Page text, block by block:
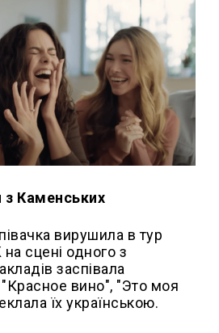
Каменських
вирушила в тур
сцені одного з
заспівала
"Красное вино", "Это моя
їх українською.